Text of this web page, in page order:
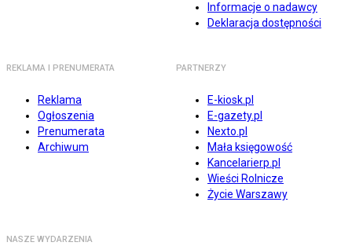
Informacje o nadawcy
Deklaracja dostępności
REKLAMA I PRENUMERATA
Reklama
Ogłoszenia
Prenumerata
Archiwum
PARTNERZY
E-kiosk.pl
E-gazety.pl
Nexto.pl
Mała księgowość
Kancelarierp.pl
Wieści Rolnicze
Życie Warszawy
NASZE WYDARZENIA